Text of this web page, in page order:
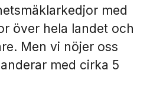
med
över hela landet och
Men vi nöjer oss
med cirka 5